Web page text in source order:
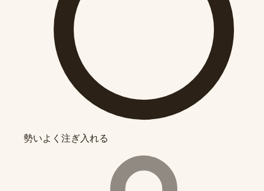
勢いよく注ぎ入れる